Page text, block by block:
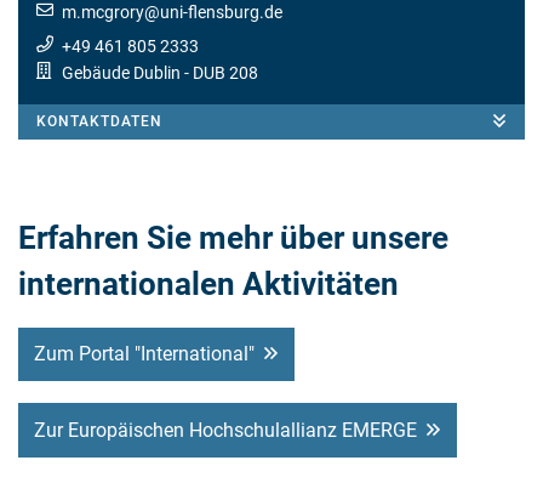
m.mcgrory@uni-flensburg.de
+49 461 805 2333
Gebäude Dublin - DUB 208
KONTAKTDATEN
Erfahren Sie mehr über unsere
internationalen Aktivitäten
Zum Portal "International"
Zur Europäischen Hochschulallianz EMERGE